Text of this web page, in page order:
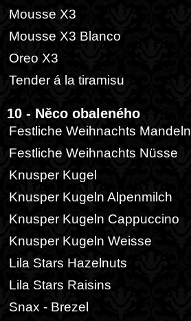
Mousse X3
Mousse X3 Blanco
Oreo X3
Tender á la tiramisu
10 - Něco obaleného
Festliche Weihnachts Mandeln
Festliche Weihnachts Nüsse
Knusper Kugel
Knusper Kugeln Alpenmilch
Knusper Kugeln Cappuccino
Knusper Kugeln Weisse
Lila Stars Hazelnuts
Lila Stars Raisins
Snax - Brezel